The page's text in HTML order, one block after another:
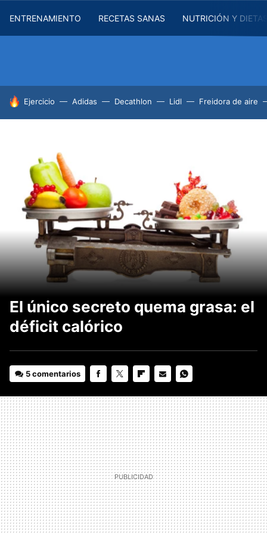
ENTRENAMIENTO RECETAS SANAS NUTRICIÓN Y
HOY SE HABLA DE
Ejercicio Adidas Decathlon Lidl Freidora de aire
El único secreto quema grasa: el
déficit calórico
5 comentarios
MAIL